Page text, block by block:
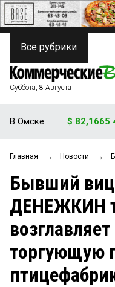
ПОЛИТИКА
ФИНАНСЫ
ОБЩЕСТВО
ЗАКОН
НОВОСТИ КОМПАНИЙ
СТИЛЬ ЖИЗНИ
Все рубрики
Суббота, 8 Августа
В Омске: $ 82,1665
Главная → Новости →
Бывший
ДЕНЕЖКИН
торгующую